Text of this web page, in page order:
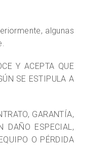
algunas
Y ACEPTA QUE
SE ESTIPULA A
GARANTÍA,
DAÑO ESPECIAL,
O PÉRDIDA